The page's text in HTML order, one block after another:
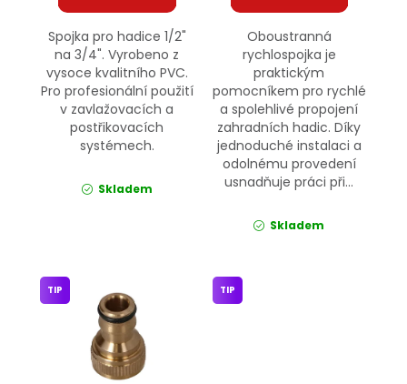
Spojka pro hadice 1/2"
na 3/4". Vyrobeno z
vysoce kvalitního PVC.
Pro profesionální použití
v zavlažovacích a
postřikovacích
systémech.
Skladem
Oboustranná
rychlospojka je
praktickým
pomocníkem pro rychlé
a spolehlivé propojení
zahradních hadic. Díky
jednoduché instalaci a
odolnému provedení
usnadňuje práci při...
Skladem
TIP TIP